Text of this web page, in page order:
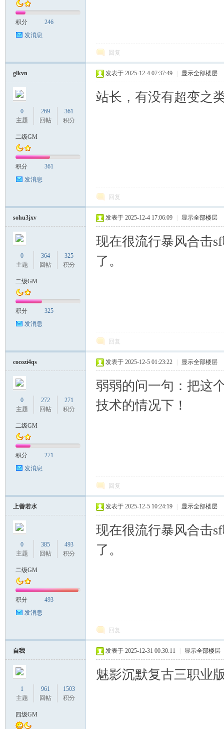
积分
246
发消息
回复
glkvn
0
主题
269
回帖
361
积分
二级GM
积分
361
发消息
发表于 2025-12-4 07:37:49 显示全部楼层
站长，有没有超变之
回复
sohu3jxv
0
主题
364
回帖
325
积分
二级GM
积分
325
发消息
发表于 2025-12-4 17:06:09 显示全部楼层
现在很流行暴风合击
了。
回复
cocozi4qs
0
主题
272
回帖
271
积分
二级GM
积分
271
发消息
发表于 2025-12-5 01:23:22 显示全部楼层
弱弱的问一句：把这
技术的情况下！
回复
上善若水
0
主题
385
回帖
493
积分
二级GM
积分
493
发消息
发表于 2025-12-5 10:24:19 显示全部楼层
现在很流行暴风合击
了。
回复
自我
1
主题
961
回帖
1503
积分
四级GM
发表于 2025-12-31 00:30:11 显示全部楼层
魅影沉默复古三职业